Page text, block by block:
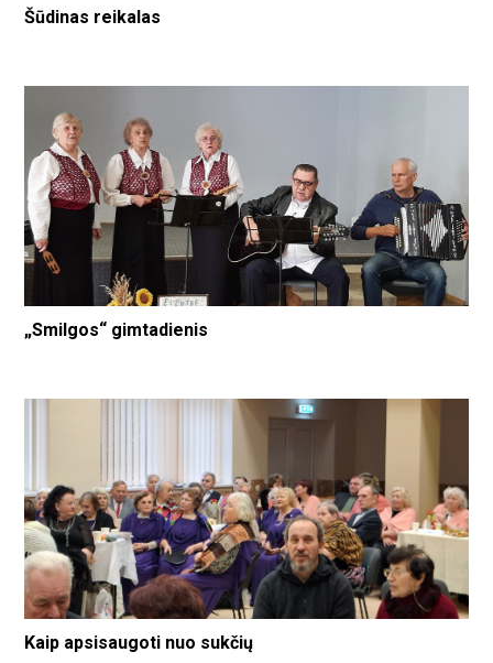
Šūdinas reikalas
„Smilgos“ gimtadienis
Kaip apsisaugoti nuo sukčių